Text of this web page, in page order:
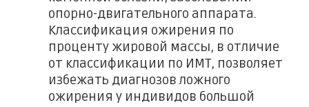
опорно-двигательного аппарата.
Классификация ожирения по
проценту жировой массы, в отличие
от классификации по ИМТ, позволяет
избежать диагнозов ложного
ожирения у индивидов большой